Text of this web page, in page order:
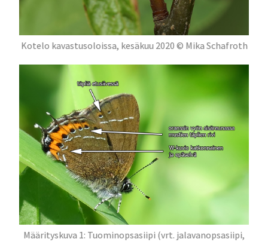
Kotelo kavastusoloissa, kesäkuu 2020 © Mika Schafroth
Määrityskuva 1: Tuominopsasiipi (vrt. jalavanopsasiipi,